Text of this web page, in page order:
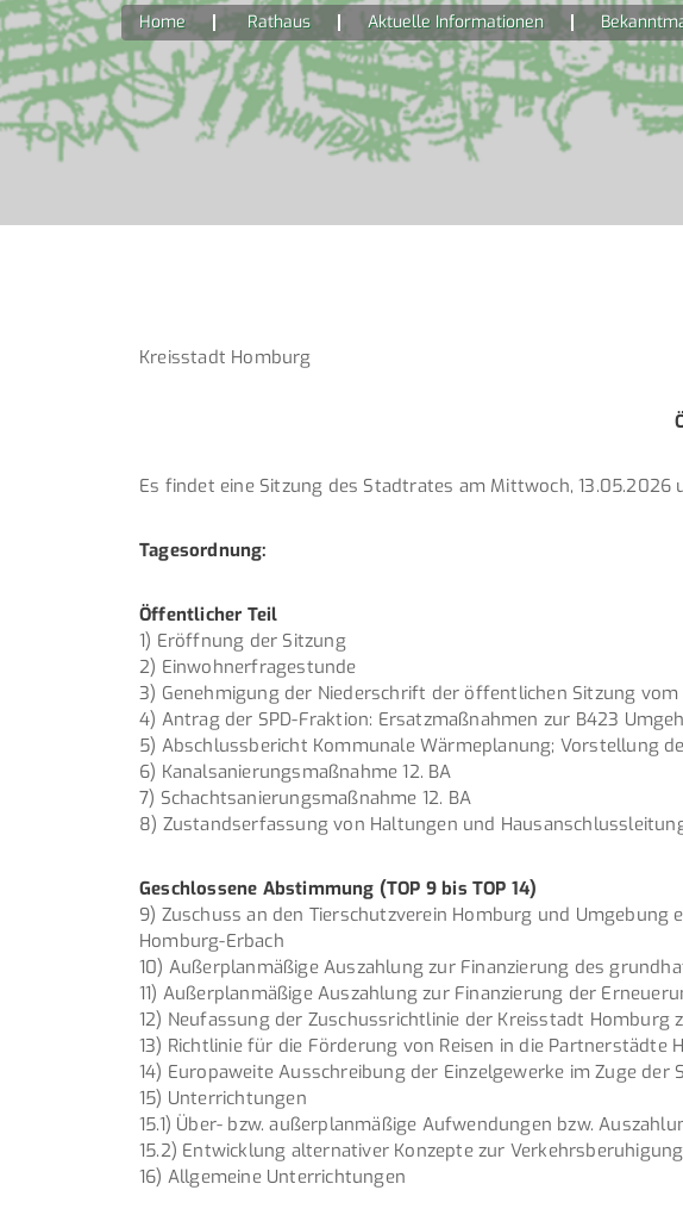
Home Rathaus Aktuelle Informationen
Kreisstadt Homburg
Es findet eine Sitzung des Stadtrates am Mittwoch,
Tagesordnung:
Öffentlicher Teil
1) Eröffnung der Sitzung
2) Einwohnerfragestunde
3) Genehmigung der Niederschrift der öffentlichen Sitzung
4) Antrag der SPD-Fraktion: Ersatzmaßnahmen zur B423
5) Abschlussbericht Kommunale Wärmeplanung; Vorstellung
6) Kanalsanierungsmaßnahme 12. BA
7) Schachtsanierungsmaßnahme 12. BA
8) Zustandserfassung von Haltungen und
Geschlossene Abstimmung (TOP 9 bis TOP 14)
9) Zuschuss an den Tierschutzverein Homburg und Umgebung
Homburg-Erbach
10) Außerplanmäßige Auszahlung zur Finanzierung des
11) Außerplanmäßige Auszahlung zur Finanzierung der
12) Neufassung der Zuschussrichtlinie der Kreisstadt Homburg
13) Richtlinie für die Förderung von Reisen in die Partnerstädte
14) Europaweite Ausschreibung der Einzelgewerke im Zuge der
15) Unterrichtungen
15.1) Über- bzw. außerplanmäßige Aufwendungen bzw.
15.2) Entwicklung alternativer Konzepte zur
16) Allgemeine Unterrichtungen